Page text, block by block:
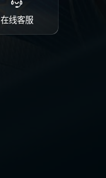
在线客服